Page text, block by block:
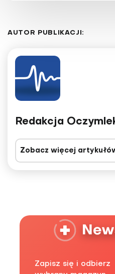
AUTOR PUBLIKACJI:
Redakcja
Zobacz więcej
Zapisz się i odbierz